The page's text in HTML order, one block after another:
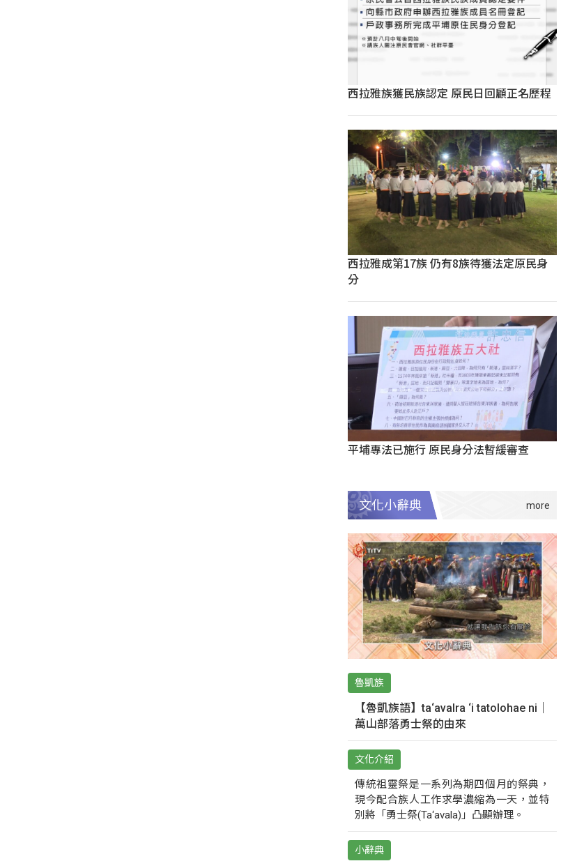
西拉雅族獲民族認定 原民日回顧正名歷程
西拉雅成第17族 仍有8族待獲法定原民身
分
平埔專法已施行 原民身分法暫緩審查
文化小辭典
魯凱族
【魯凱族語】ta‘avalra ‘i tatolohae ni｜
萬山部落勇士祭的由來
文化介紹
傳統祖靈祭是一系列為期四個月的祭典，
現今配合族人工作求學濃縮為一天，並特
別將「勇士祭(Ta‘avala)」凸顯辦理。
小辭典